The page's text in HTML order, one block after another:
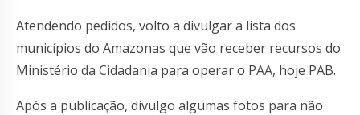
Atendendo pedidos, volto a divulgar a lista dos
municípios do Amazonas que vão receber recursos do
Ministério da Cidadania para operar o PAA, hoje PAB.
Após a publicação, divulgo algumas fotos para não